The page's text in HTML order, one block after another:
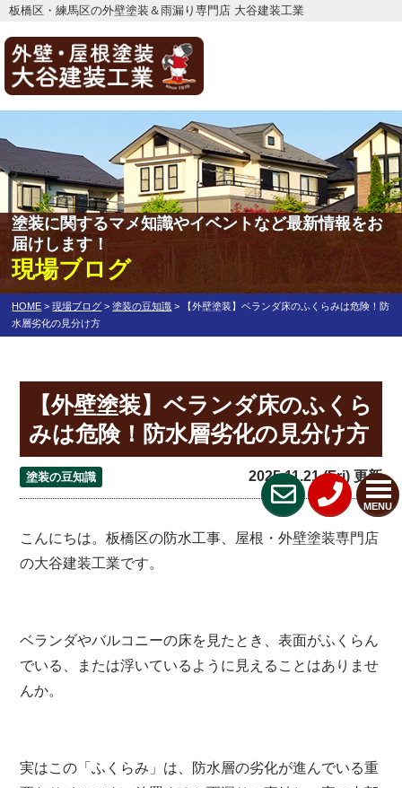
板橋区・練馬区の外壁塗装＆雨漏り専門店 大谷建装工業
MENU
塗装に関するマメ知識やイベントなど最新情報をお
届けします！
現場ブログ
HOME >現場ブログ >塗装の豆知識 >
【外壁塗装】ベランダ床のふくらみは危険！防
水層劣化の見分け方
【外壁塗装】ベランダ床のふくら
みは危険！防水層劣化の見分け方
塗装の豆知識 2025.11.21 (Fri) 更新
こんにちは。板橋区の防水工事、屋根・外壁塗装専門店
の大谷建装工業です。
ベランダやバルコニーの床を見たとき、表面がふくらん
でいる、または浮いているように見えることはありませ
んか。
実はこの「ふくらみ」は、防水層の劣化が進んでいる重